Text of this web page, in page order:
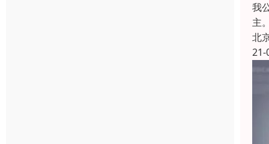
我
主
北
21-